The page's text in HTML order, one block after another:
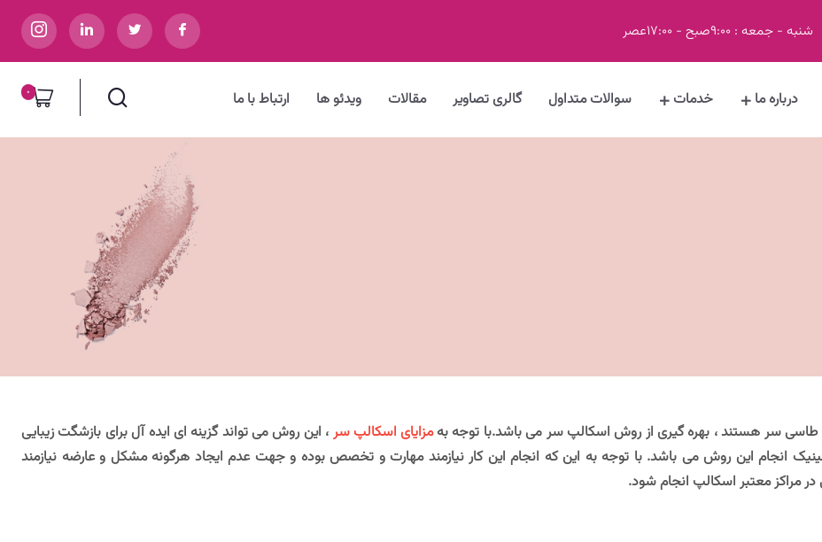
شنبه - جمعه : 9:00صبح - 17:00عصر
درباره ما خدمات سوالات متداول گالری تصاویر مقالات ویدئو ها ارتباط با ما 0
طاسی سر هستند ، بهره گیری از روش اسکالپ سر می باشد.با توجه بهمزایای اسکالپ سر ، این روش می تواند گزینه ای ایده آل برای بازشگت زیبایی
انجام این روش می باشد. با توجه به این که انجام این کار نیازمند مهارت و تخصص بوده و جهت عدم ایجاد هرگونه مشکل و عارضه نیازمند
مراکز معتبر اسکالپ انجام شود.